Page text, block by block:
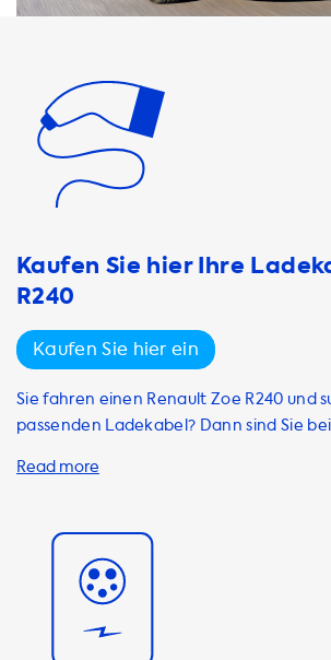
empfehlen wir Ihnen unsere tragbaren
Laden zu erleichtern und flexibler zu
Soolutions ist es unser Ziel, Ihnen die
Dienstleistungen anzubieten, um
Elektrofahrzeug immer aufgeladen und
nächste Fahrt ist. Besuchen Sie unseren
Kaufen Sie hier Ihre
R240
Kaufen Sie hier ein
Sie fahren einen Renault Zoe R240 und
passenden Ladekabel? Dann sind Sie
an hochwertigen Ladekabeln, die
empfehlen wir ein 3-Phasen-32-
Damit können Sie Ihr Fahrzeug schnell
aufladen und sind in kürzester Zeit
Unsere Marken Onitl, DUOSIDA und
verschiedene Modelle an, darunter Typ-